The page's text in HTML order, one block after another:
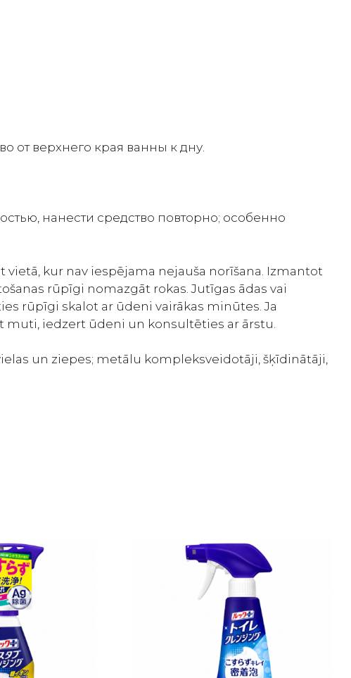
от верхнего края ванны к дну.
нанести средство повторно; особенно
kur nav iespējama nejauša norīšana. Izmantot
rūpīgi nomazgāt rokas. Jutīgas ādas vai
rūpīgi skalot ar ūdeni vairākas minūtes. Ja
muti, iedzert ūdeni un konsultēties ar ārstu.
un ziepes; metālu kompleksveidotāji, šķīdinātāji,